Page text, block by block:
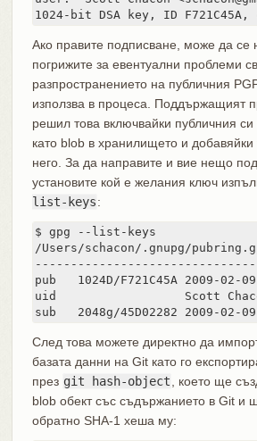
1024-bit DSA key, ID F721C45A,
Ако правите подписване, може да се
погрижите за евентуални проблеми
разпространението на публичния
използва в процеса. Поддържащият
решил това включвайки публичния
като blob в хранилището и добавяйки
него. За да направите и вие нещо
установите кой е желания ключ
list-keys:
$ gpg --list-keys
/Users/schacon/.gnupg/
pub   1024D/F721C45A 2009-
uid                  Scott Chacon
sub   2048g/45D02282 2009-02-
След това можете директно да
базата данни на Git като го
през git hash-object, което ще
blob обект със съдържанието в Git и
обратно SHA-1 хеша му: